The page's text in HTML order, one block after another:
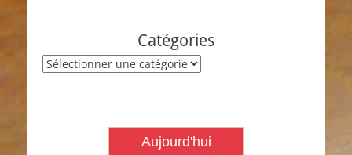
Catégories
Catégories
Aujourd'hui